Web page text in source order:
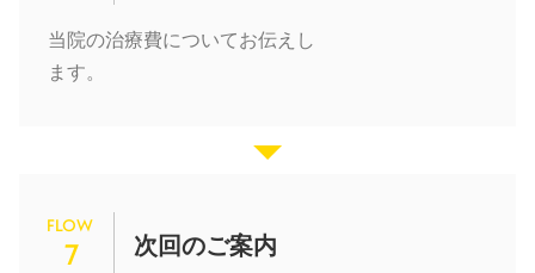
当院の治療費についてお伝えし
ます。
FLOW
7 次回のご案内